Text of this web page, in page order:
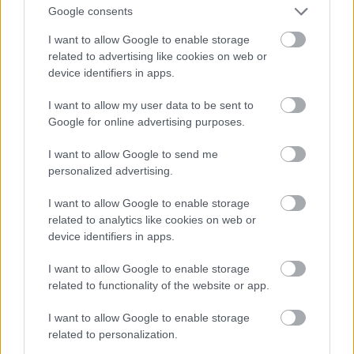
Google consents
I want to allow Google to enable storage
related to advertising like cookies on web or
device identifiers in apps.
I want to allow my user data to be sent to
Google for online advertising purposes.
I want to allow Google to send me
personalized advertising.
I want to allow Google to enable storage
related to analytics like cookies on web or
device identifiers in apps.
I want to allow Google to enable storage
related to functionality of the website or app.
I want to allow Google to enable storage
related to personalization.
könyvtárában dolgozott, illetve magyar nyelvet és
irodalmat oktatott.
Munkáját dicséri számos önálló, valamint a városi
könyvtárral közös szervezésű irodalmi rendezvény,
szavalóverseny, író-olvasó találkozó, mely a gimnázium
tanulóinak plusz tudást és élményt jelentett. Számos
precizitását, pontosságát dicséri a tankönyvrendelés, az
ezzel járó, évről-évre ismétlődő feladatok.
Magára nézve mindig szem előtt tartotta az élethosszig
tartó tanulás elvét, munkásságára a folyamatos
önképzés volt jellemző, ma is nyitott miden újdonságra,
lépést tart a digitalizálódó, rohamosan fejlődő világgal.
Az iskolában tanuló gyerekek nem csak olvasnivalót
iránymutató jó tanácsokat is, melyek elkísérték őket
egész életükben. Munkássága és szakmai teljesítménye